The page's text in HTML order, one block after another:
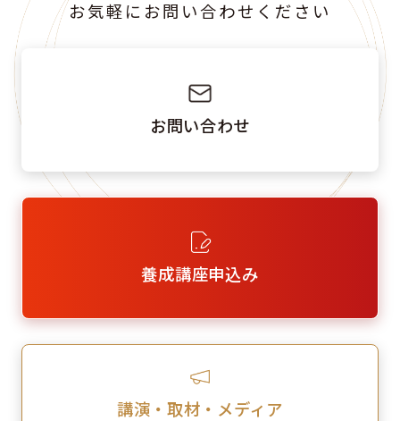
お気軽にお問い合わせください
お問い合わせ
養成講座申込み
講演・取材・メディア